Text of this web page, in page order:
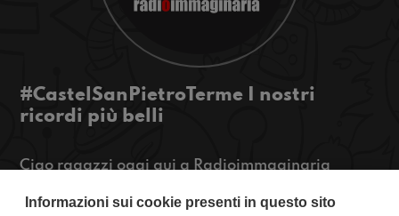
#CastelSanPietroTerme I nostri
ricordi più belli
Ciao ragazzi oggi qui a Radioimmaginaria
ricordi più emozionanti e delle scelte più difficili
Informazioni sui cookie presenti in questo sito